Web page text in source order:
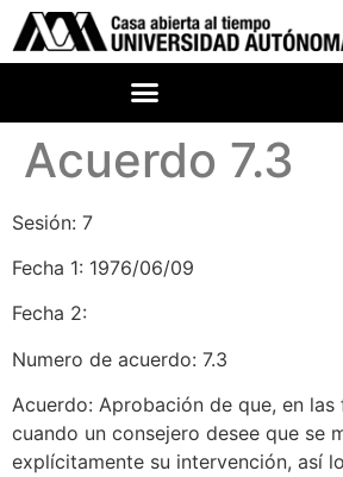
Acuerdo 7.3
Sesión: 7
Fecha 1: 1976/06/09
Fecha 2:
Numero de acuerdo: 7.3
Acuerdo: Aprobación de que, en las
cuando un consejero desee que se
explícitamente su intervención, así